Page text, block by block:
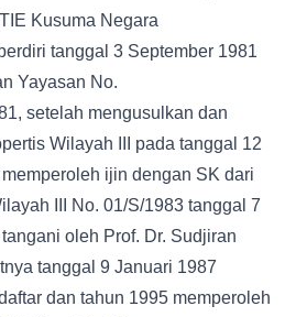
Kusuma Negara
tanggal 3 September 1981
Yayasan No.
setelah mengusulkan dan
Wilayah III pada tanggal 12
ijin dengan SK dari
III No. 01/S/1983 tanggal 7
oleh Prof. Dr. Sudjiran
tanggal 9 Januari 1987
dan tahun 1995 memperoleh